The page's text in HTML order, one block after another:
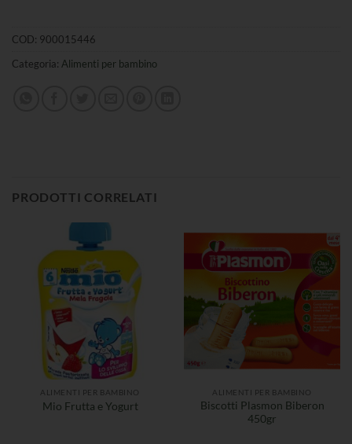
COD: 900015446
Categoria: Alimenti per bambino
PRODOTTI CORRELATI
ALIMENTI PER BAMBINO
Mio Frutta e Yogurt
ALIMENTI PER BAMBINO
Biscotti Plasmon Biberon
450gr